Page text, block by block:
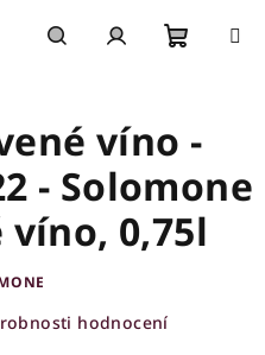
košík
víno -
- Solomone
0,75l
hodnocení